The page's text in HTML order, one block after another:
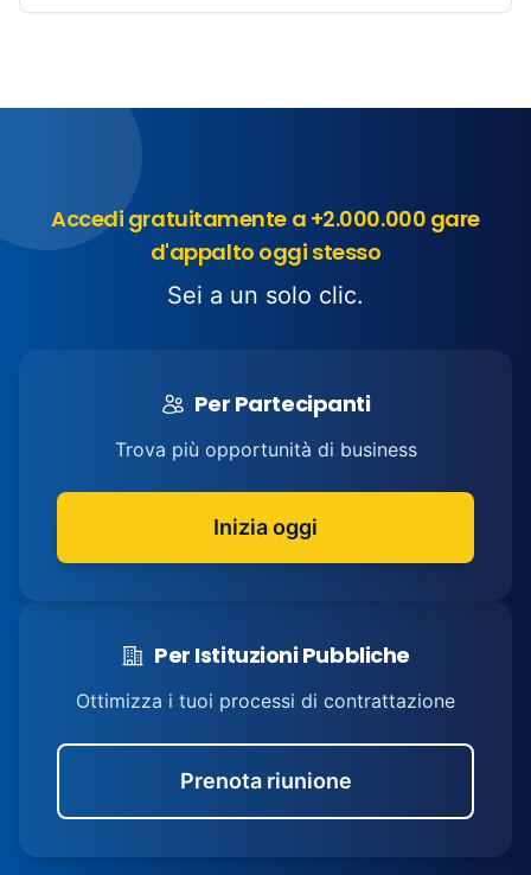
Accedi gratuitamente a +2.000.000 gare
d'appalto oggi stesso
Sei a un solo clic.
Per Partecipanti
Trova più opportunità di business
Inizia oggi
Per Istituzioni Pubbliche
Ottimizza i tuoi processi di contrattazione
Prenota riunione